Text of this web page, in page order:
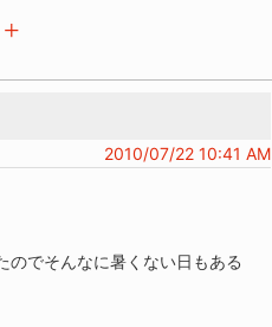
2010/07/22 10:41 AM
のでそんなに暑くない日もある